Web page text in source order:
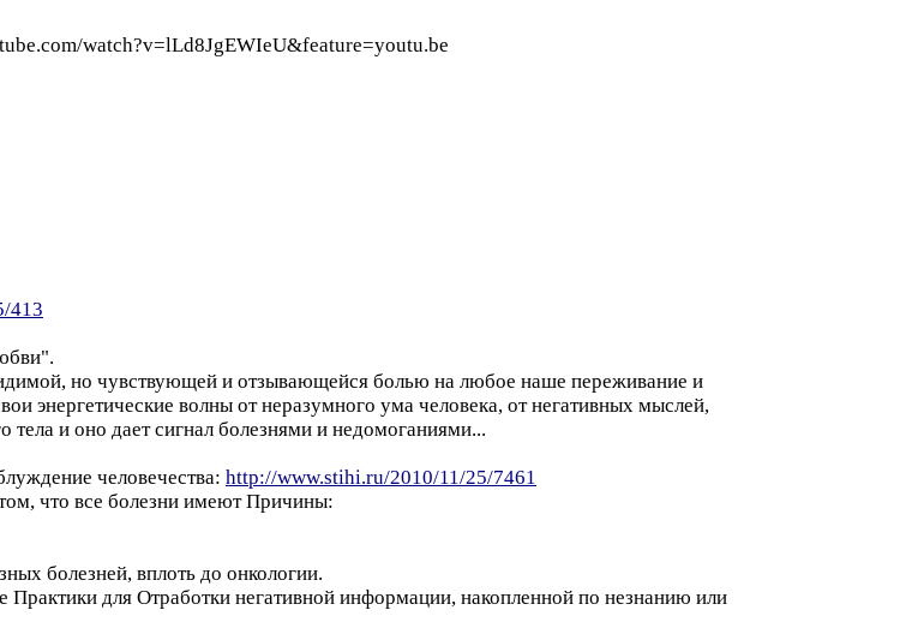
watch?v=lLd8JgEWIeU&feature=youtu.be
413
но чувствующей и отзывающейся болью на любое наше переживание и
энергетические волны от неразумного ума человека, от негативных мыслей,
тела и оно дает сигнал болезнями и недомоганиями...
человечества: http://www.stihi.ru/2010/11/25/7461
что все болезни имеют Причины:
болезней, вплоть до онкологии.
для Отработки негативной информации, накопленной по незнанию или